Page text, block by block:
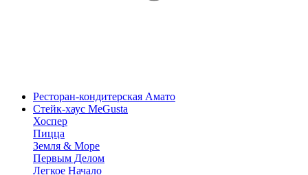
Ресторан-кондитерская Амато
Стейк-хаус MeGusta
Хоспер
Пицца
Земля & Море
Первым Делом
Легкое Начало